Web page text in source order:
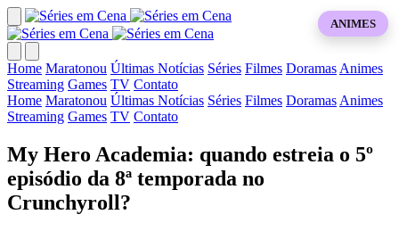
Home Maratonou Últimas Notícias Séries Filmes Doramas Animes
Streaming Games TV Contato
Home Maratonou Últimas Notícias Séries Filmes Doramas Animes
Streaming Games TV Contato
My Hero Academia: quando estreia o 5º
episódio da 8ª temporada no
Crunchyroll?
ANIMES